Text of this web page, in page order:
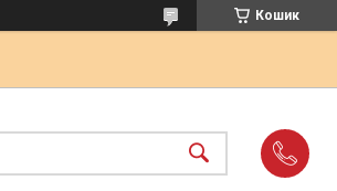
Кошик